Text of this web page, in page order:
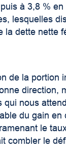
à 3,8 %
lesquelles
la dette nette
de la
direction,
qui nous
du gain
le
combler le